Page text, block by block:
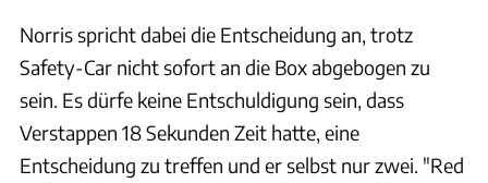
Norris spricht dabei die Entscheidung an, trotz
Safety-Car nicht sofort an die Box abgebogen zu
sein. Es dürfe keine Entschuldigung sein, dass
Verstappen 18 Sekunden Zeit hatte, eine
Entscheidung zu treffen und er selbst nur zwei. "Red